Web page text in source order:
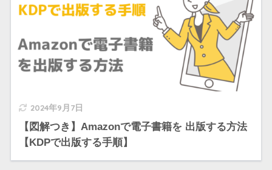
2024年9月7日
【図解つき】Amazonで電子書籍を 出版する方法
【KDPで出版する手順】